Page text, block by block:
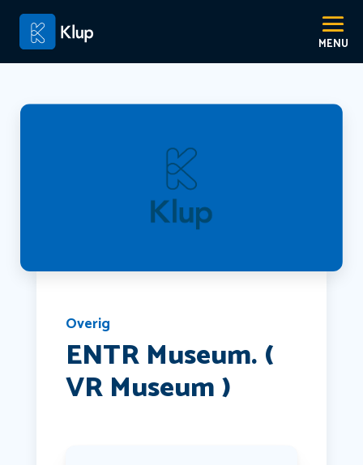
Overig
ENTR Museum. (
VR Museum )